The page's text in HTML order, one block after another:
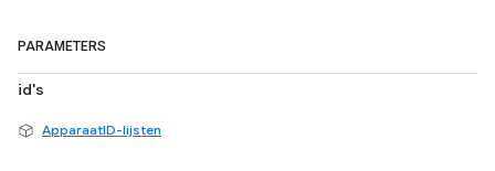
PARAMETERS
id's
ApparaatID-lijsten